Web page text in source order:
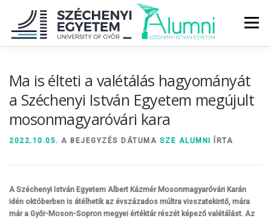
tartalomhoz
Menü
DIPLOMÁN TÚL
Ma is élteti a valétálás hagyományát
a Széchenyi István Egyetem megújult
mosonmagyaróvári kara
2022.10.05. A BEJEGYZÉS DÁTUMA SZE ALUMNI ÍRTA
A Széchenyi István Egyetem Albert Kázmér Mosonmagyaróvári Karán
idén októberben is átélhetik az évszázados múltra visszatekintő, mára
már a Győr-Moson-Sopron megyei értéktár részét képező valétálást. Az